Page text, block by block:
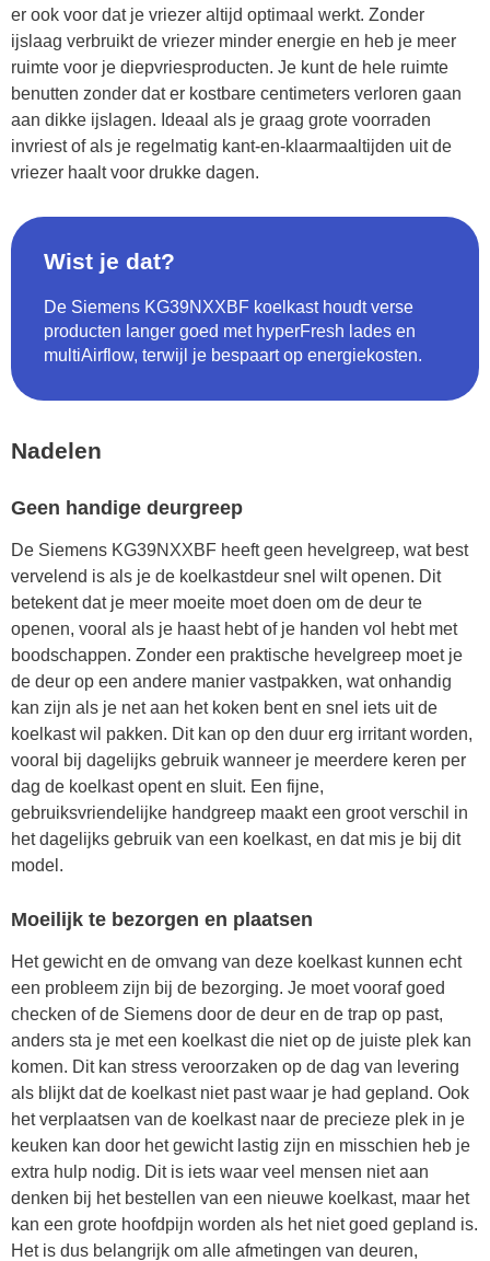
er ook voor dat je vriezer altijd optimaal werkt. Zonder
ijslaag verbruikt de vriezer minder energie en heb je meer
ruimte voor je diepvriesproducten. Je kunt de hele ruimte
benutten zonder dat er kostbare centimeters verloren gaan
aan dikke ijslagen. Ideaal als je graag grote voorraden
invriest of als je regelmatig kant-en-klaarmaaltijden uit de
vriezer haalt voor drukke dagen.
Wist je dat?
De Siemens KG39NXXBF koelkast houdt verse
producten langer goed met hyperFresh lades en
multiAirflow, terwijl je bespaart op energiekosten.
Nadelen
Geen handige deurgreep
De Siemens KG39NXXBF heeft geen hevelgreep, wat best
vervelend is als je de koelkastdeur snel wilt openen. Dit
betekent dat je meer moeite moet doen om de deur te
openen, vooral als je haast hebt of je handen vol hebt met
boodschappen. Zonder een praktische hevelgreep moet je
de deur op een andere manier vastpakken, wat onhandig
kan zijn als je net aan het koken bent en snel iets uit de
koelkast wil pakken. Dit kan op den duur erg irritant worden,
vooral bij dagelijks gebruik wanneer je meerdere keren per
dag de koelkast opent en sluit. Een fijne,
gebruiksvriendelijke handgreep maakt een groot verschil in
het dagelijks gebruik van een koelkast, en dat mis je bij dit
model.
Moeilijk te bezorgen en plaatsen
Het gewicht en de omvang van deze koelkast kunnen echt
een probleem zijn bij de bezorging. Je moet vooraf goed
checken of de Siemens door de deur en de trap op past,
anders sta je met een koelkast die niet op de juiste plek kan
komen. Dit kan stress veroorzaken op de dag van levering
als blijkt dat de koelkast niet past waar je had gepland. Ook
het verplaatsen van de koelkast naar de precieze plek in je
keuken kan door het gewicht lastig zijn en misschien heb je
extra hulp nodig. Dit is iets waar veel mensen niet aan
denken bij het bestellen van een nieuwe koelkast, maar het
kan een grote hoofdpijn worden als het niet goed gepland is.
Het is dus belangrijk om alle afmetingen van deuren,